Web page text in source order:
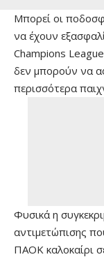
Μπορεί οι
να έχουν
Champions
δεν μπορούν να
περισσότερα
Φυσικά η
αντιμετώπισης
ΠΑΟΚ καλοκαίρι